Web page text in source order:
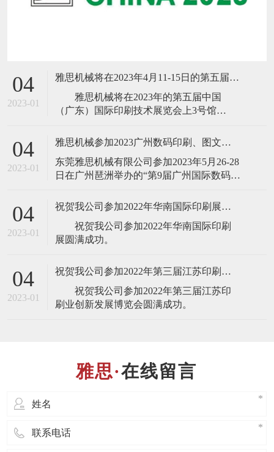
04
2023-01
雅思机械将在2023年4月11-15日的第五届中国(广东)国际印刷技术展览会
雅思机械将在2023年的第五届中国
（广东）国际印刷技术展览会上3号馆
速胶装联动线、高速三面切书机、数码折
配锁一体机、NO SPACE不空格高速全自动
锁线机、高速
04
2023-01
雅思机械参加2023广州数码印刷、图文快印展
​东莞雅思机械有限公司参加2023年5月26-28
日在广州琶洲举办的“第9届广州国际数码印
全自动锁线机，欢迎业界人士莅临雅思机
市雅思机械设备有限公司是一家专业设
计、制造、销售、服务于
04
2023-01
祝贺我公司参加2022年华南国际印刷展圆满成功
祝贺我公司参加2022年华南国际印刷
04
2023-01
祝贺我公司参加2022年第三届江苏印刷业创新发展博览会圆满成功
祝贺我公司参加2022年第三届江苏印
在线留言